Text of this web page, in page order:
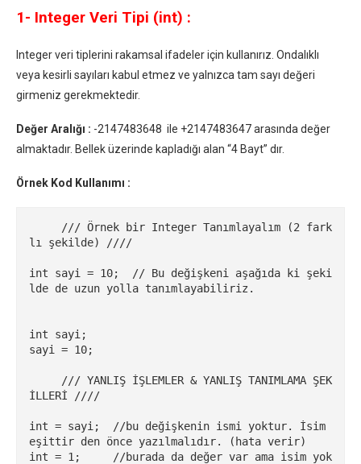
1- Integer Veri Tipi (int) :
Integer veri tiplerini rakamsal ifadeler için kullanırız. Ondalıklı
veya kesirli sayıları kabul etmez ve yalnızca tam sayı değeri
girmeniz gerekmektedir.
Değer Aralığı : -2147483648 ile +2147483647 arasında değer
almaktadır. Bellek üzerinde kapladığı alan “4 Bayt” dır.
Örnek Kod Kullanımı :
lı şekilde) ////
int sayi = 10;  // Bu değişkeni aşağıda ki şeki
lde de uzun yolla tanımlayabiliriz.
int sayi;
sayi = 10;
İLLERİ ////
int = sayi;  //bu değişkenin ismi yoktur. İsim
eşittir den önce yazılmalıdır. (hata verir)
int = 1;     //burada da değer var ama isim yok